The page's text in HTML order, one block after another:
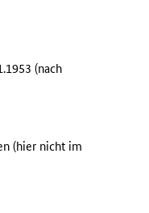
(nach
(hier nicht im